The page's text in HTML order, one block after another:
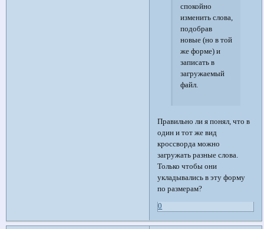
спокойно
изменить слова,
подобрав
новые (но в той
же форме) и
записать в
загружаемый
файл.
Правильно ли я понял, что в
один и тот же вид
кроссворда можно
загружать разные слова.
Только чтобы они
укладывались в эту форму
по размерам?
0